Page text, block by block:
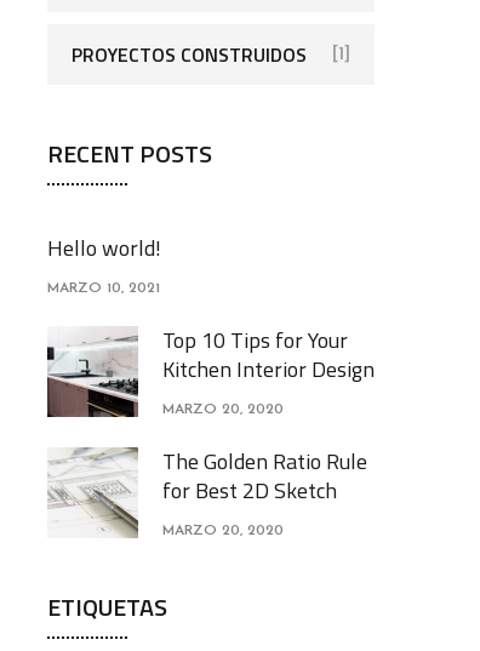
PROYECTOS CONSTRUIDOS [1]
RECENT POSTS
Hello world!
MARZO 10, 2021
Top 10 Tips for Your
Kitchen Interior Design
MARZO 20, 2020
The Golden Ratio Rule
for Best 2D Sketch
MARZO 20, 2020
ETIQUETAS